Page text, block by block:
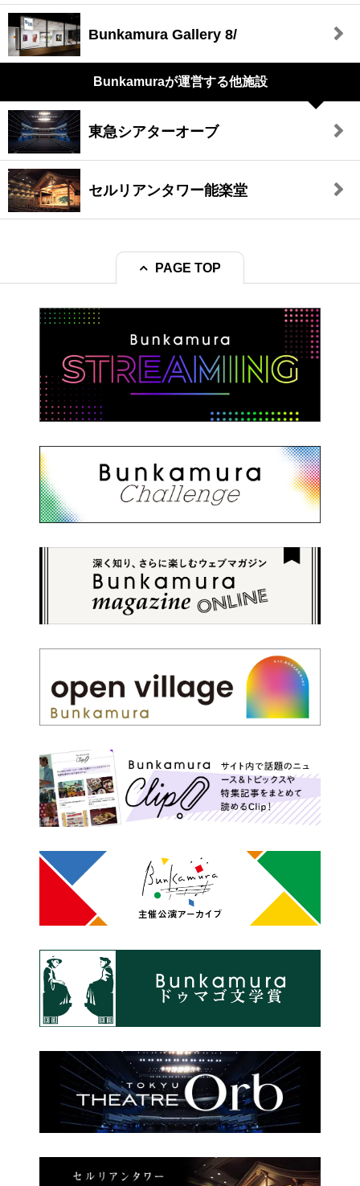
Bunkamura Gallery 8/
Bunkamuraが運営する他施設
東急シアターオーブ
セルリアンタワー能楽堂
PAGE TOP